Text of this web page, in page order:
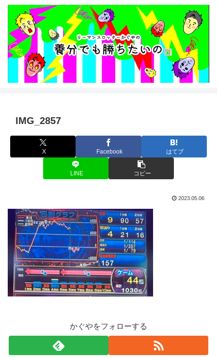
IMG_2857
X Facebook はてブ
LINE コピー
2023.05.06
かぐやをフォローする